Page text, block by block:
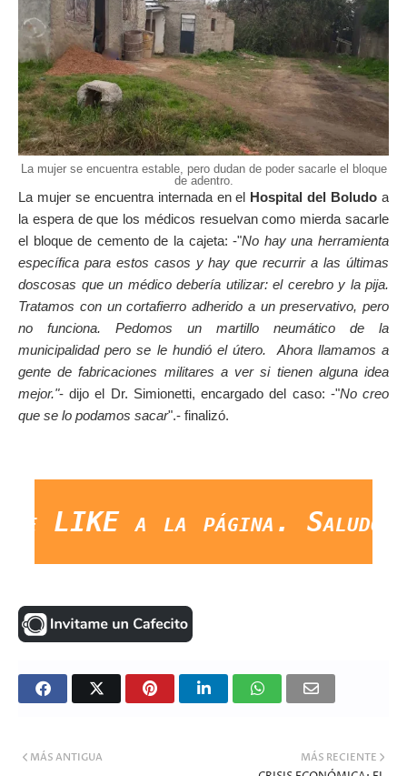
La mujer se encuentra estable, pero dudan de poder sacarle el bloque
de adentro.
La mujer se encuentra internada en el Hospital del Boludo a
la espera de que los médicos resuelvan como mierda sacarle
el bloque de cemento de la cajeta: -"No hay una herramienta
específica para estos casos y hay que recurrir a las últimas
doscosas que un médico debería utilizar: el cerebro y la pija.
Tratamos con un cortafierro adherido a un preservativo, pero
no funciona. Pedomos un martillo neumático de la
municipalidad pero se le hundió el útero. Ahora llamamos a
gente de fabricaciones militares a ver si tienen alguna idea
mejor."- dijo el Dr. Simionetti, encargado del caso: -"No creo
que se lo podamos sacar".- finalizó.
a la página. Saludos Y
MÁS RECIENTE
MÁS ANTIGUA